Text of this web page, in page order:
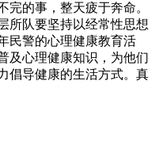
的事，整天疲于奔命。
所队要坚持以经常性思想
民警的心理健康教育活
及心理健康知识，为他们
倡导健康的生活方式。真